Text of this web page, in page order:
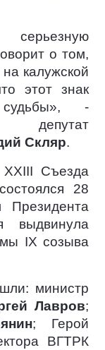
о том,
калужской
этот знак
-
депутат
Скляр.
Съезда
28
выдвинула
IX созыва
министр
Лавров;
; Герой
ВГТРК